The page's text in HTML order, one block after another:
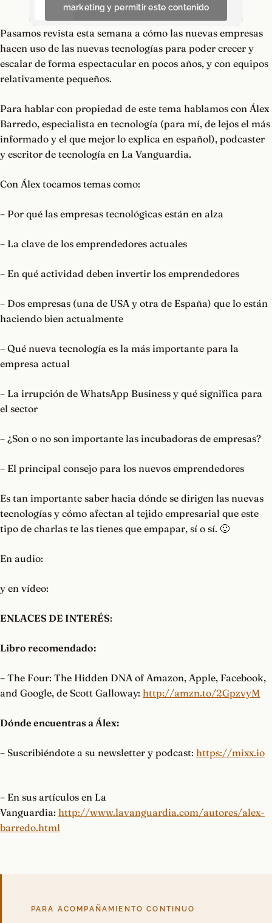
marketing y permitir este contenido
Pasamos revista esta semana a cómo las nuevas empresas
hacen uso de las nuevas tecnologías para poder crecer y
escalar de forma espectacular en pocos años, y con equipos
relativamente pequeños.
Para hablar con propiedad de este tema hablamos con Álex
Barredo, especialista en tecnología (para mí, de lejos el más
informado y el que mejor lo explica en español), podcaster
y escritor de tecnología en La Vanguardia.
Con Álex tocamos temas como:
– Por qué las empresas tecnológicas están en alza
– La clave de los emprendedores actuales
– En qué actividad deben invertir los emprendedores
– Dos empresas (una de USA y otra de España) que lo están
haciendo bien actualmente
– Qué nueva tecnología es la más importante para la
empresa actual
– La irrupción de WhatsApp Business y qué significa para
el sector
– ¿Son o no son importante las incubadoras de empresas?
– El principal consejo para los nuevos emprendedores
Es tan importante saber hacia dónde se dirigen las nuevas
tecnologías y cómo afectan al tejido empresarial que este
tipo de charlas te las tienes que empapar, sí o sí. 🙂
En audio:
y en vídeo:
ENLACES DE INTERÉS:
Libro recomendado:
– The Four: The Hidden DNA of Amazon, Apple, Facebook,
and Google, de Scott Galloway: http://amzn.to/2GpzvyM
Dónde encuentras a Álex:
– Suscribiéndote a su newsletter y podcast: https://mixx.io
– En sus artículos en La
Vanguardia: http://www.lavanguardia.com/autores/alex-
barredo.html
PARA ACOMPAÑAMIENTO CONTINUO